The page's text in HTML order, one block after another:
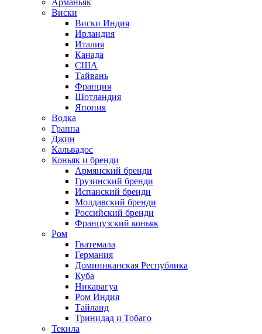
Арманьяк
Виски
Виски Индия
Ирландия
Италия
Канада
США
Тайвань
Франция
Шотландия
Япония
Водка
Граппа
Джин
Кальвадос
Коньяк и бренди
Армянский бренди
Грузинский бренди
Испанский бренди
Молдавский бренди
Российский бренди
Французский коньяк
Ром
Гватемала
Германия
Доминиканская Республика
Куба
Никарагуа
Ром Индия
Тайланд
Тринидад и Тобаго
Текила